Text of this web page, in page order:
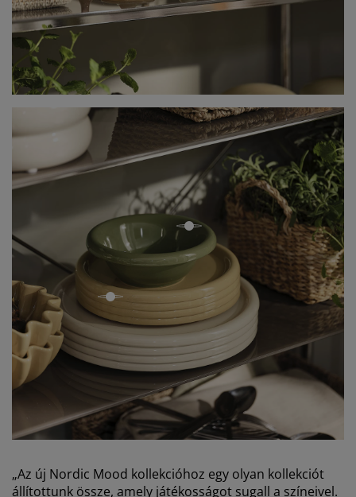
open
open
„Az új Nordic Mood kollekcióhoz egy olyan kollekciót
állítottunk össze, amely játékosságot sugall a színeivel.